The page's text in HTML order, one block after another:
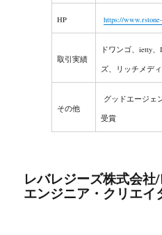
HP https://
取引実績
ドワンゴ、ietty
ズ、リッチメデ
その他
グッドエージェ
受賞
レバレジーズ株式会
エンジニア・クリエイ